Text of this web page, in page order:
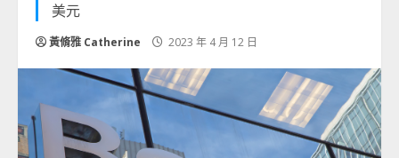
美元
黃脩雅 Catherine 2023 年 4 月 12 日